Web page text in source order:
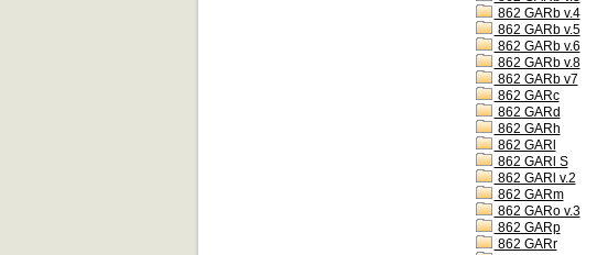
862 GARb v.4
862 GARb v.5
862 GARb v.6
862 GARb v.8
862 GARb v7
862 GARc
862 GARd
862 GARh
862 GARl
862 GARl S
862 GARl v.2
862 GARm
862 GARo v.3
862 GARp
862 GARr